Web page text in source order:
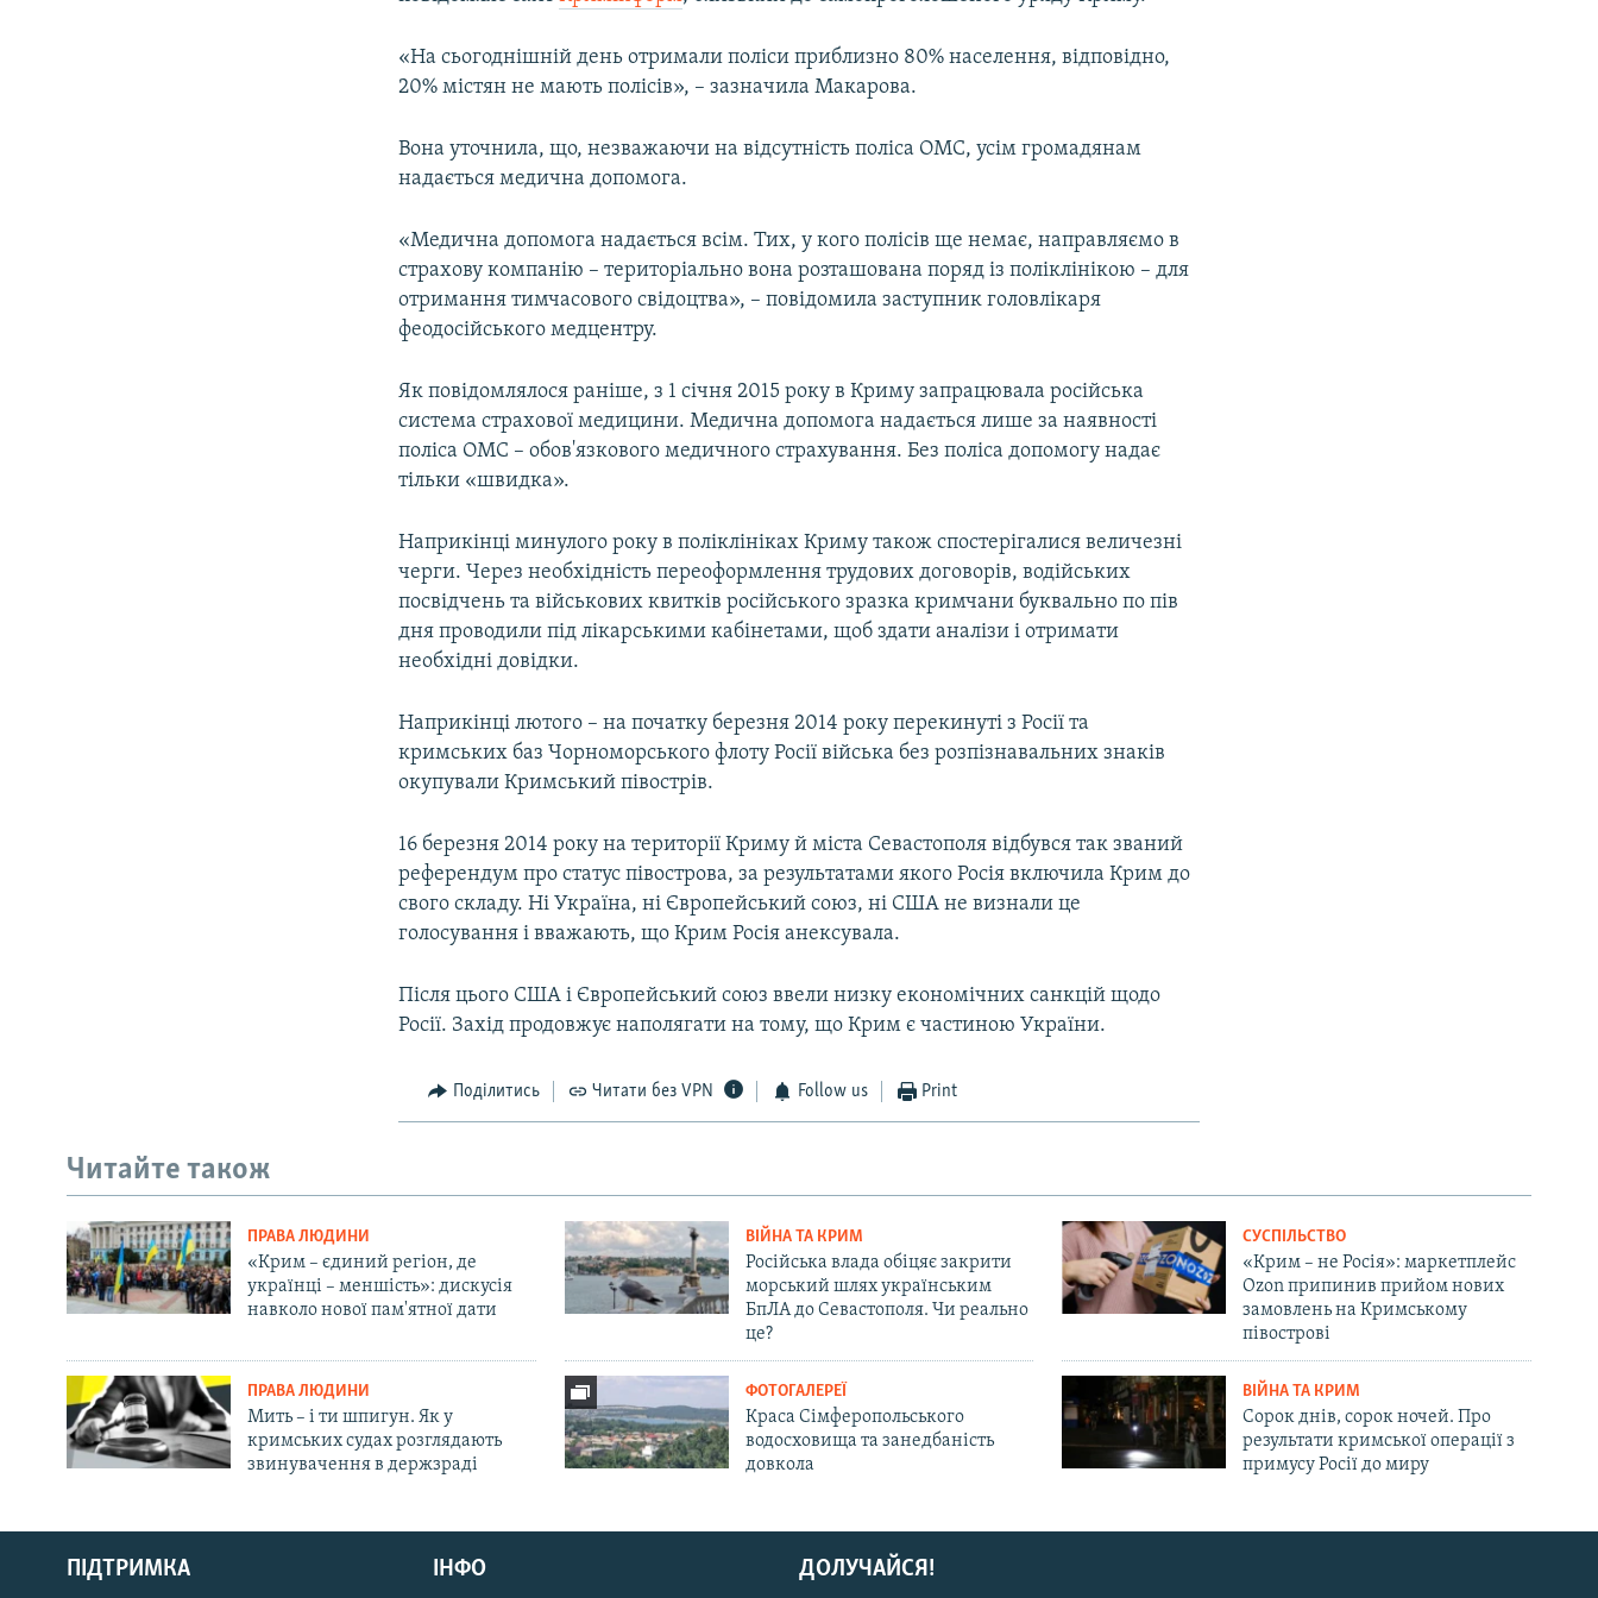
Русский
Qırımtatar
«На сьогоднішній день отримали поліси приблизно 80% населення, відповідно,
20% містян не мають полісів», – зазначила Макарова.
Вона уточнила, що, незважаючи на відсутність поліса ОМС, усім громадянам
надається медична допомога.
«Медична допомога надається всім. Тих, у кого полісів ще немає, направляємо в
страхову компанію – територіально вона розташована поряд із поліклінікою – для
отримання тимчасового свідоцтва», – повідомила заступник головлікаря
феодосійського медцентру.
Як повідомлялося раніше, з 1 січня 2015 року в Криму запрацювала російська
система страхової медицини. Медична допомога надається лише за наявності
поліса ОМС – обов'язкового медичного страхування. Без поліса допомогу надає
тільки «швидка».
Наприкінці минулого року в поліклініках Криму також спостерігалися величезні
черги. Через необхідність переоформлення трудових договорів, водійських
посвідчень та військових квитків російського зразка кримчани буквально по пів
дня проводили під лікарськими кабінетами, щоб здати аналізи і отримати
необхідні довідки.
Наприкінці лютого – на початку березня 2014 року перекинуті з Росії та
кримських баз Чорноморського флоту Росії війська без розпізнавальних знаків
окупували Кримський півострів.
16 березня 2014 року на території Криму й міста Севастополя відбувся так званий
референдум про статус півострова, за результатами якого Росія включила Крим до
свого складу. Ні Україна, ні Європейський союз, ні США не визнали це
голосування і вважають, що Крим Росія анексувала.
Після цього США і Європейський союз ввели низку економічних санкцій щодо
Росії. Захід продовжує наполягати на тому, що Крим є частиною України.
Поділитись Читати без VPN Follow us Print
Читайте також
ПРАВА ЛЮДИНИ
«Крим – єдиний регіон, де
українці – меншість»: дискусія
навколо нової пам'ятної дати
ВІЙНА ТА КРИМ
Російська влада обіцяє закрити
морський шлях українським
БпЛА до Севастополя. Чи реально
це?
СУСПІЛЬСТВО
«Крим – не Росія»: маркетплейс
Ozon припинив прийом нових
замовлень на Кримському
півострові
ПРАВА ЛЮДИНИ
Мить – і ти шпигун. Як у
кримських судах розглядають
звинувачення в держзраді
ФОТОГАЛЕРЕЇ
Краса Сімферопольського
водосховища та занедбаність
довкола
ВІЙНА ТА КРИМ
Сорок днів, сорок ночей. Про
результати кримської операції з
примусу Росії до миру
ДОЛУЧАЙСЯ!
ПІДТРИМКА ІНФО